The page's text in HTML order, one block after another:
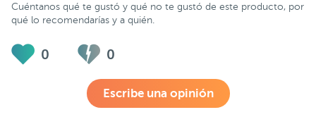
Cuéntanos qué te gustó y qué no te gustó de este producto, por
qué lo recomendarías y a quién.
0 0
Escribe una opinión